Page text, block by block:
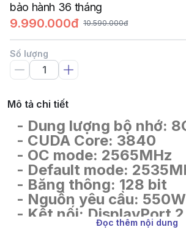
bảo hành 36 tháng
9.990.000đ 10.590.000đ
Số lượng
Mô tả chi tiết
- Dung lượng bộ nhớ:
- CUDA Core: 3840
- OC mode: 2565MHz
- Default mode:
- Băng thông: 128 bit
- Nguồn yêu cầu: 550W
- Kết nối: DisplayPort
HDMI 2.1b *1Đọc thêm nội dung